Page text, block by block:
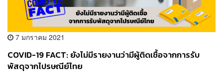
7 มกราคม 2021
COVID-19 FACT: ยังไม่มีรายงานว่ามีผู้ติดเชื้อจากการรับ
พัสดุจากไปรษณีย์ไทย